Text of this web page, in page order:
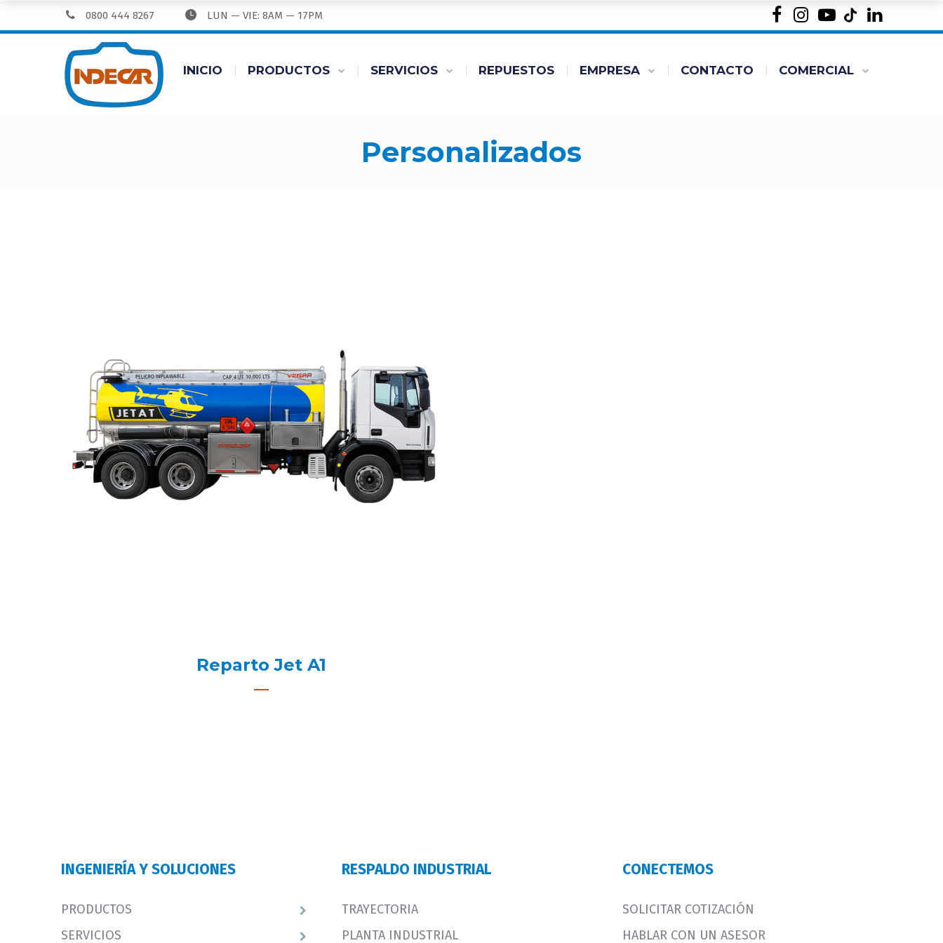
0800 444 8267 LUN — VIE: 8AM — 17PM
INICIO PRODUCTOS SERVICIOS REPUESTOS EMPRESA CONTACTO COMERCIAL
personalizados
Reparto Jet A1
INGENIERÍA Y SOLUCIONES
PRODUCTOS
SERVICIOS
RESPALDO INDUSTRIAL
TRAYECTORIA
PLANTA INDUSTRIAL
CONECTEMOS
SOLICITAR COTIZACIÓN
HABLAR CON UN ASESOR